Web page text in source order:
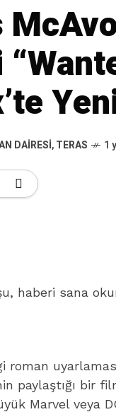
DAIRESI,TERAS 1
haberi sana
roman
paylaştığı bir
Marvel veya